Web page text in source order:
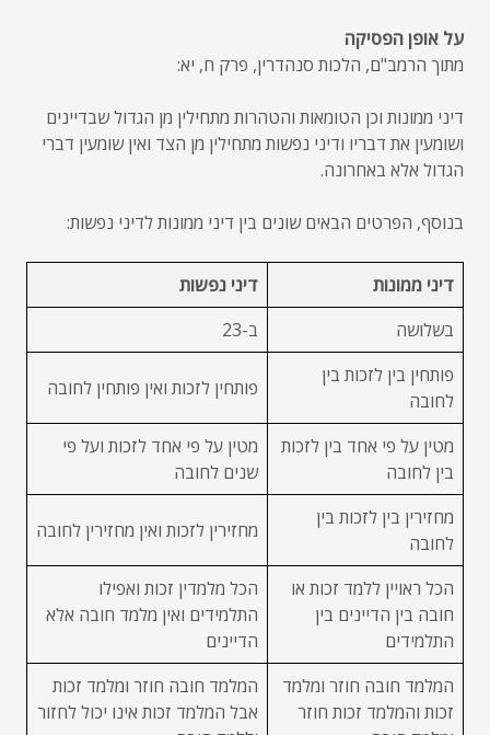
על אופן הפסיקה
מתוך הרמב"ם, הלכות סנהדרין, פרק ח, יא:
דיני ממונות וכן הטומאות והטהרות מתחילין מן הגדול שבדיינים
ושומעין את דבריו ודיני נפשות מתחילין מן הצד ואין שומעין דברי
הגדול אלא באחרונה.
בנוסף, הפרטים הבאים שונים בין דיני ממונות לדיני נפשות:
דיני ממונות
דיני נפשות
בשלושה
ב-23
פותחין בין לזכות בין
לחובה
פותחין לזכות ואין פותחין לחובה
מטין על פי אחד בין לזכות
בין לחובה
מטין על פי אחד לזכות ועל פי
שנים לחובה
מחזירין בין לזכות בין
לחובה
מחזירין לזכות ואין מחזירין לחובה
הכל ראויין ללמד זכות או
חובה בין הדיינים בין
התלמידים
הכל מלמדין זכות ואפילו
התלמידים ואין מלמד חובה אלא
הדיינים
המלמד חובה חוזר ומלמד
זכות והמלמד זכות חוזר
המלמד חובה חוזר ומלמד זכות
אבל המלמד זכות אינו יכול לחזור